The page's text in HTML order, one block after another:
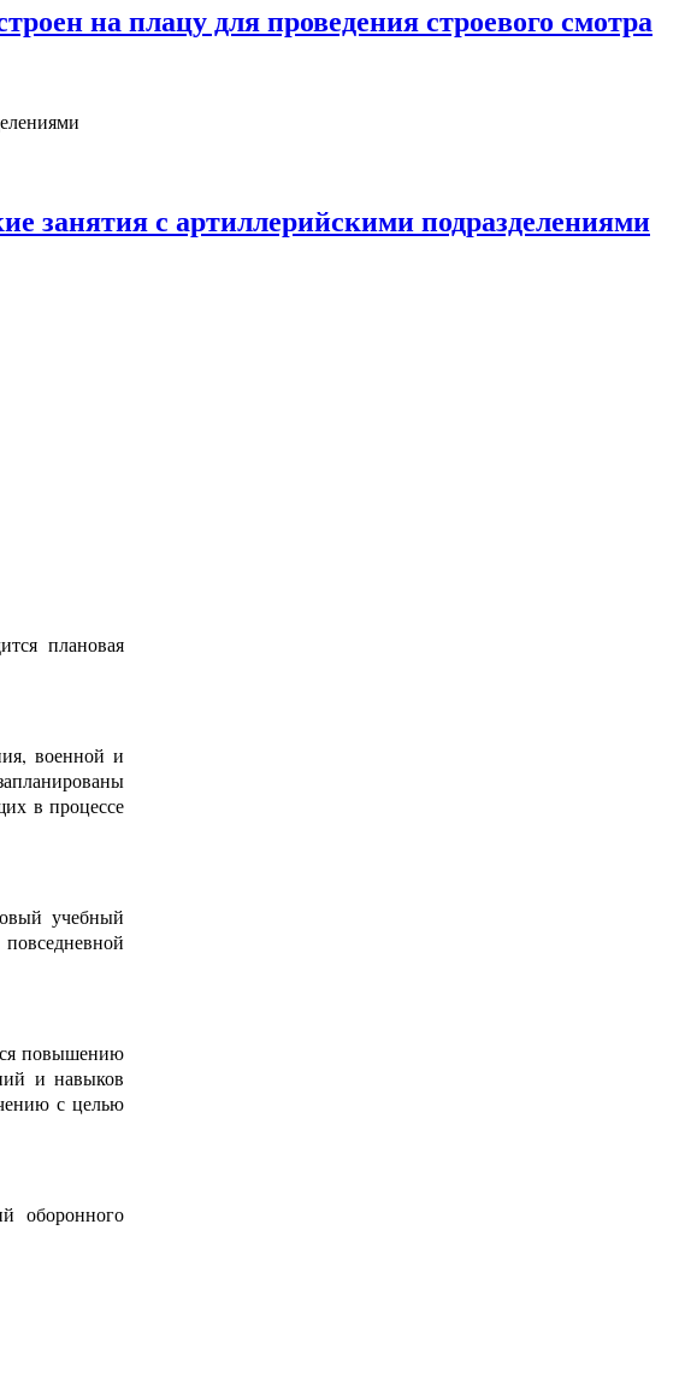
на плацу для проведения строевого смотра
занятия с артиллерийскими подразделениями
плановая
военной и
в процессе
учебный
повышению
и навыков
с целью
оборонного